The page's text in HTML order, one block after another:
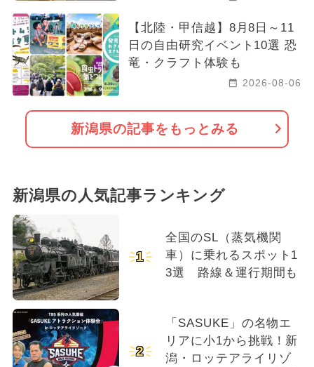
【北陸・甲信越】8月8日～11
日の自由研究イベント10選 恐
竜・クラフト体験も
2026-08-06
新潟県の記事をもっとみる
新潟県の人気記事ランキング
1
全国のSL（蒸気機関
車）に乗れるスポット1
3選 路線＆運行期間も
2
「SASUKE」の名物エ
リアに小1から挑戦！新
潟・ロッテアライリゾ